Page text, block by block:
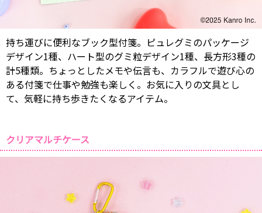
持ち運びに便利なブック型付箋。ピュレグミのパッケージ
デザイン1種、ハート型のグミ粒デザイン1種、長方形3種の
計5種類。ちょっとしたメモや伝言も、カラフルで遊び心の
ある付箋で仕事や勉強も楽しく。お気に入りの文具とし
て、気軽に持ち歩きたくなるアイテム。
クリアマルチケース